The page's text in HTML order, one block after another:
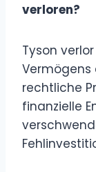
verloren?
Tyson
rechtliche
finanzielle